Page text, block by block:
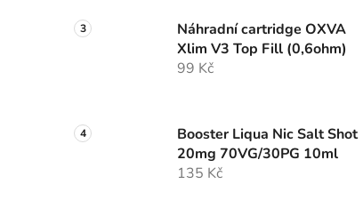
Náhradní cartridge OXVA
Xlim V3 Top Fill (0,6ohm)
99 Kč
Booster Liqua Nic Salt Shot
20mg 70VG/30PG 10ml
135 Kč